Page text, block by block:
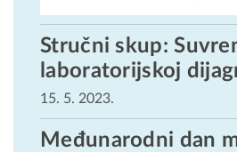
Stručni skup:
laboratorijskoj
15. 5. 2023.
Međunarodni dan